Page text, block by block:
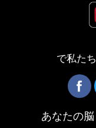
で私た
あなたの脳